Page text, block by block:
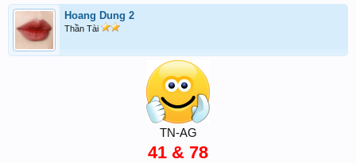
Hoang Dung 2
Thần Tài
TN-AG
41 & 78